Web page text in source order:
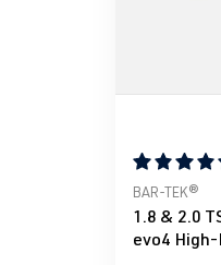
BAR-TEK®
1.8 & 2.0
evo4